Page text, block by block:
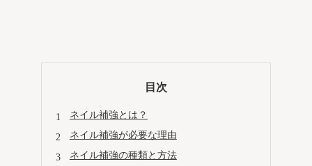
目次
ネイル補強とは？
ネイル補強が必要な理由
ネイル補強の種類と方法